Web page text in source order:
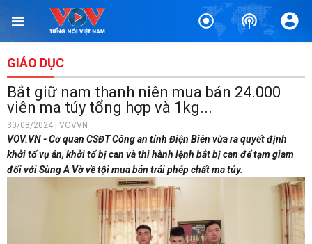
GIÁO DỤC
Bắt giữ nam thanh niên mua bán 24.000
viên ma túy tổng hợp và 1kg...
30/08/2024 | VOVVN
VOV.VN - Cơ quan CSĐT Công an tỉnh Điện Biên vừa ra quyết định
khởi tố vụ án, khởi tố bị can và thi hành lệnh bắt bị can để tạm giam
đối với Sùng A Vờ về tội mua bán trái phép chất ma túy.